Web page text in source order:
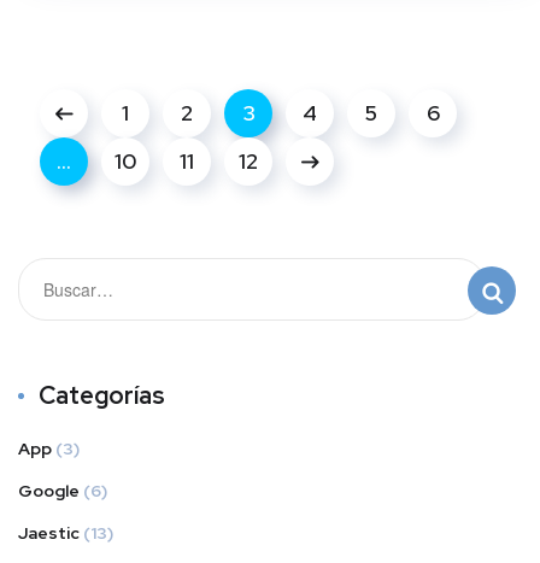
1 2 3 4 5
6
…
10 11 12
Categorías
App (3)
Google (6)
Jaestic (13)